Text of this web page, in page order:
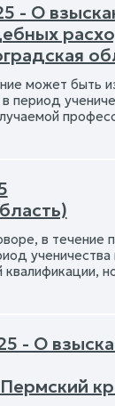
- О
может быть
в
О